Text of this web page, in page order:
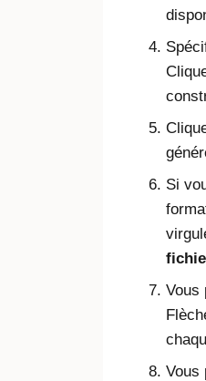
Si
Vous
Vous